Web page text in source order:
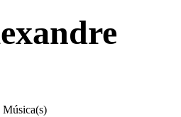
Música(s)